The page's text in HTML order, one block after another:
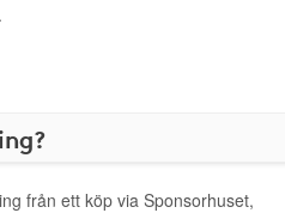
från ett köp via Sponsorhuset,